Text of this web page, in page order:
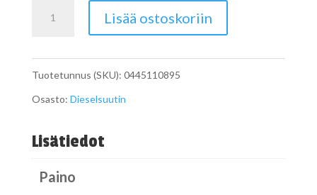
Dieselsuutin
0445110895
määrä
Lisää ostoskoriin
Tuotetunnus (SKU): 0445110895
Osasto: Dieselsuutin
Lisätiedot
Paino